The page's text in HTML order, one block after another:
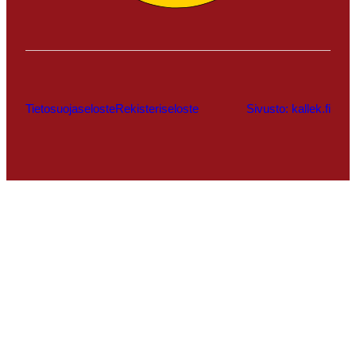
TietosuojaselosteRekisteriseloste Sivusto: kallek.fi